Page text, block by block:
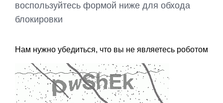
воспользуйтесь формой ниже для обхода
блокировки
Нам нужно убедиться, что вы не являетесь роботом